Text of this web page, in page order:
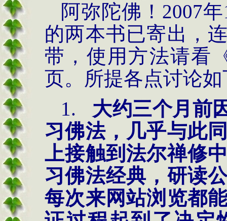
阿弥陀佛！ 2007
的两本书已寄出，
带，使用方法请看
页。所提各点讨论
1.
大约三个月前
习佛法，几乎与此
上接触到法尔禅修
习佛法经典，研读
每次来网站浏览都